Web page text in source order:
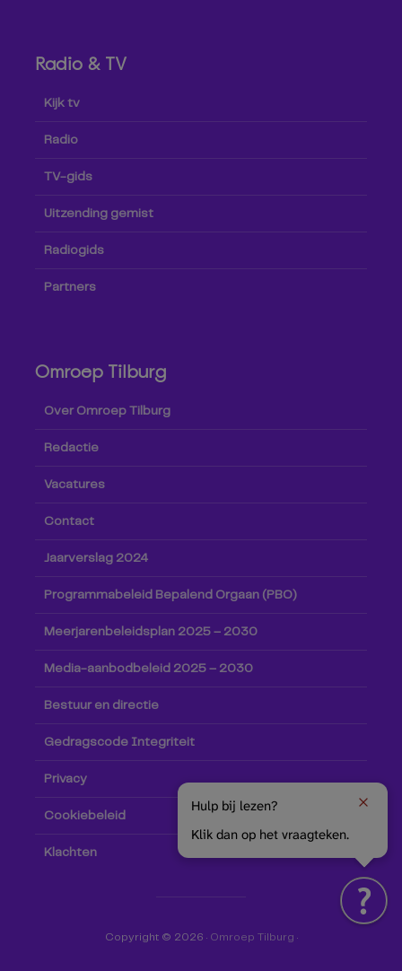
Radio & TV
Kijk tv
Radio
TV-gids
Uitzending gemist
Radiogids
Partners
Omroep Tilburg
Over Omroep Tilburg
Redactie
Vacatures
Contact
Jaarverslag 2024
Programmabeleid Bepalend Orgaan (PBO)
Meerjarenbeleidsplan 2025 – 2030
Media-aanbodbeleid 2025 – 2030
Bestuur en directie
Gedragscode Integriteit
Privacy
Cookiebeleid
Klachten
Copyright © 2026 · Omroep Tilburg ·
Hulp bij lezen?
Klik dan op het vraagteken.